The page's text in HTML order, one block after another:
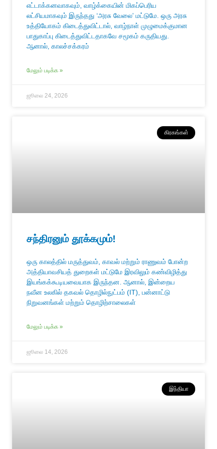
எட்டாக்கனவாகவும், வாழ்க்கையின் மிகப்பெரிய
லட்சியமாகவும் இருந்தது ‘அரசு வேலை’ மட்டுமே. ஒரு அரசு
உத்தியோகம் கிடைத்துவிட்டால், வாழ்நாள் முழுமைக்குமான
பாதுகாப்பு கிடைத்துவிட்டதாகவே சமூகம் கருதியது.
ஆனால், காலச்சக்கரம்
மேலும் படிக்க »
ஜூலை 24, 2026
கிரகங்கள்
சந்திரனும் தூக்கமும்!
ஒரு காலத்தில் மருத்துவம், காவல் மற்றும் ராணுவம் போன்ற
அத்தியாவசியத் துறைகள் மட்டுமே இரவிலும் கண்விழித்து
இயங்கக்கூடியவையாக இருந்தன. ஆனால், இன்றைய
நவீன உலகில் தகவல் தொழில்நுட்பம் (IT), பன்னாட்டு
நிறுவனங்கள் மற்றும் தொழிற்சாலைகள்
மேலும் படிக்க »
ஜூலை 14, 2026
இந்தியா